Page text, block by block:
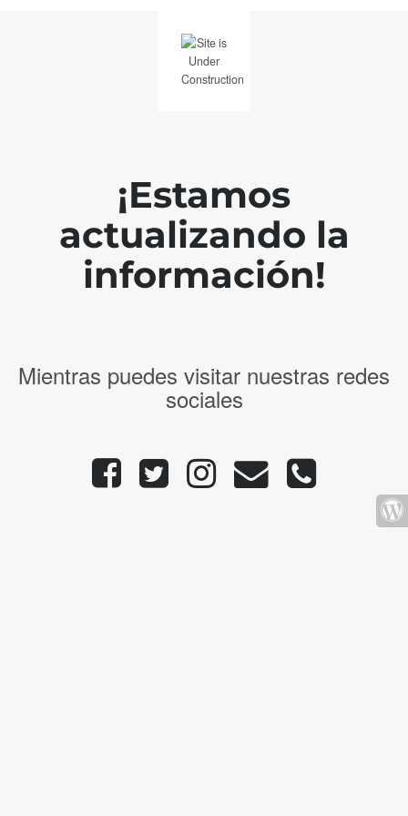
¡Estamos
actualizando la
información!
Mientras puedes visitar nuestras redes
sociales